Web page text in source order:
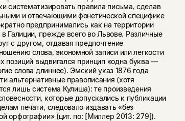
систематизировать правила письма, сделав
и отвечающими фонетической специфике
предпринимались как на территории
Галиции, прежде всего во Львове. Различные
с другом, отдавая предпочтение
слова, экономной записи или легкости
позиций выдвигался принцип «одна буква —
слова длиннее). Эмский указ 1876 года
альтернативные правописания (хотя
лишь система Кулиша): те произведения
которые допускались к публикации
печати, следовало издавать «без
орфографии» (цит. по: [Миллер 2013: 279]).